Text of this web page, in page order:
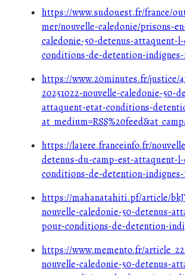
https://www.sudouest.fr/france/
mer/nouvelle-caledonie/prisons-
caledonie-50-detenus-attaquent-
conditions-de-detention-indignes-
https://www.20minutes.fr/justice/
20251022-nouvelle-caledonie-50-
attaquent-etat-conditions-
https://la1ere.franceinfo.fr/
detenus-du-camp-est-attaquent-
conditions-de-detention-indignes-
https://mahanatahiti.pf/article/
nouvelle-caledonie-50-detenus-
pour-conditions-de-detention-
https://www.memento.fr/
nouvelle-caledonie-50-detenus-